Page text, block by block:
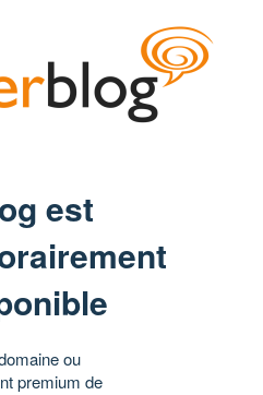
est
ou
premium de